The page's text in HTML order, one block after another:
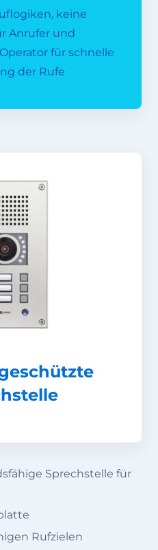
keine
Anrufer und
für schnelle
der Rufe
Sprechstelle für
Rufzielen